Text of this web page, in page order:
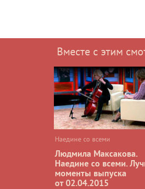
Вместе с этим
Наедине со всеми
Людмила Максакова.
Наедине со всеми.
моменты выпуска
от 02.04.2015